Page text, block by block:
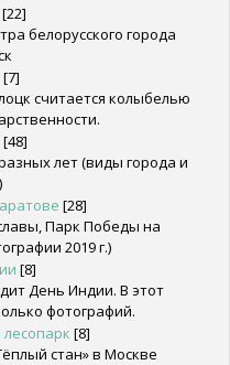
[22]
белорусского города
[7]
считается колыбелью
[48]
лет (виды города и
[28]
Парк Победы на
2019 г.)
[8]
День Индии. В этот
фотографий.
[8]
стан» в Москве